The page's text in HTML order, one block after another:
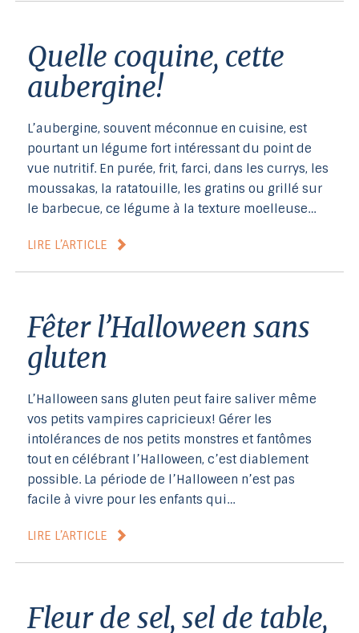
Quelle coquine, cette
aubergine!
L’aubergine, souvent méconnue en cuisine, est
pourtant un légume fort intéressant du point de
vue nutritif. En purée, frit, farci, dans les currys, les
moussakas, la ratatouille, les gratins ou grillé sur
le barbecue, ce légume à la texture moelleuse…
LIRE L’ARTICLE
Fêter l’Halloween sans
gluten
L’Halloween sans gluten peut faire saliver même
vos petits vampires capricieux! Gérer les
intolérances de nos petits monstres et fantômes
tout en célébrant l’Halloween, c’est diablement
possible. La période de l’Halloween n’est pas
facile à vivre pour les enfants qui…
LIRE L’ARTICLE
Fleur de sel, sel de table,